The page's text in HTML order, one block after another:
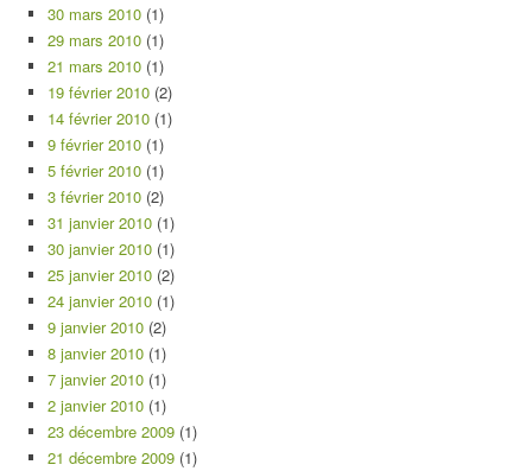
30 mars 2010 (1)
29 mars 2010 (1)
21 mars 2010 (1)
19 février 2010 (2)
14 février 2010 (1)
9 février 2010 (1)
5 février 2010 (1)
3 février 2010 (2)
31 janvier 2010 (1)
30 janvier 2010 (1)
25 janvier 2010 (2)
24 janvier 2010 (1)
9 janvier 2010 (2)
8 janvier 2010 (1)
7 janvier 2010 (1)
2 janvier 2010 (1)
23 décembre 2009 (1)
21 décembre 2009 (1)